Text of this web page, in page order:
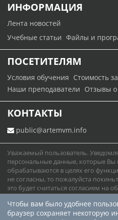
ИНФОРМАЦИЯ
Лента новостей
Учебные статьи Файлы и
ПОСЕТИТЕЛЯМ
Условия обучения Стоимость
Наши преподаватели Отзывы о
КОНТАКТЫ
public@artemvm.info
Уважаемый пользователь.
персональные данные, которые Вы
обрабатываются в целях его
не согласны, то пожалуйста
это будет считаться согласием на
персональных данных.
Юридическая информация
Карта сайта
Чтобы вам было удобнее
браузер сохраняет